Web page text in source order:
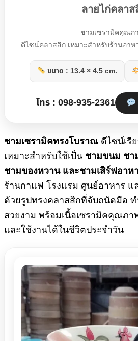
ลายไก่คลาส
ชามเซรามิคคุณภ
ดีไซน์คลาสสิก เหมาะสำหรับร้านอาห
ขนาด : 13.4 × 4.5 cm.
โทร : 098-935-2361
ชามเซรามิคทรงโบราณ ดีไซน์เรี
เหมาะสำหรับใช้เป็น ชามขนม ชา
ชามของหวาน และชามเสิร์ฟอาห
ร้านกาแฟ โรงแรม ศูนย์อาหาร แ
ด้วยรูปทรงคลาสสิกที่จับถนัดมือ
สวยงาม พร้อมเนื้อเซรามิคคุณภ
และใช้งานได้ในชีวิตประจำวัน